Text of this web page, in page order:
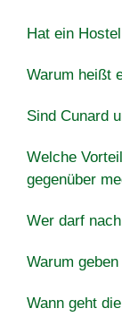
Hat ein
Warum heißt
Sind Cunard
Welche
gegenüber
Wer darf
Warum
Wann geht